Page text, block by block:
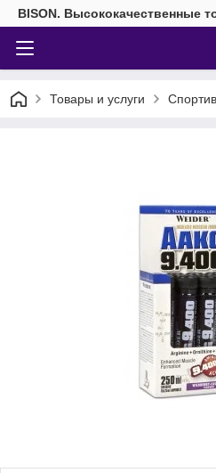
BISON. Высококачественные
Товары и услуги